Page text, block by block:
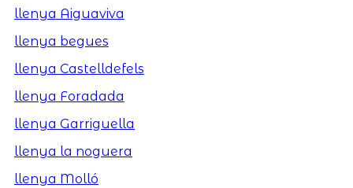
llenya Aiguaviva
llenya begues
llenya Castelldefels
llenya Foradada
llenya Garriguella
llenya la noguera
llenya Molló